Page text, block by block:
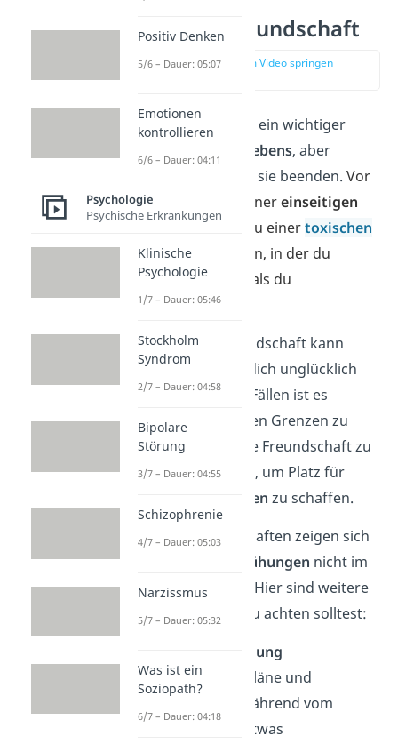
Einseitige Freundschaft
zur Stelle im Video springen
Freundschaften sind ein wichtiger
Lebens, aber
manchmal musst du sie beenden. Vor
allem, wenn sie zu einereinseitigen
Freundschaft
oder zu einertoxischen
Freundschaft
werden, in der du
ständig mehr gibst, als du
zurückbekommst.
Eine einseitige Freundschaft kann
belastend sein und dich unglücklich
machen. In solchen Fällen ist es
wichtig, deine eigenen Grenzen zu
respektieren
und die Freundschaft zu
beenden. Besonders, um Platz für
gesunde Beziehungen zu schaffen.
Einseitige Freundschaften zeigen sich
darin, dass die
Bemühungen nicht im
Gleichgewicht
sind. Hier sind weitere
Anzeichen, auf die du achten solltest:
Wenig Rückmeldung
Du machst alle Pläne und
Bemühungen, während vom
anderen kaum etwas
Positiv Denken
5/6 – Dauer: 05:07
Emotionen
kontrollieren
6/6 – Dauer: 04:11
Psychologie
Psychische Erkrankungen
Klinische
Psychologie
1/7 – Dauer: 05:46
Stockholm
Syndrom
2/7 – Dauer: 04:58
Bipolare
Störung
3/7 – Dauer: 04:55
Schizophrenie
4/7 – Dauer: 05:03
Narzissmus
5/7 – Dauer: 05:32
Was ist ein
Soziopath?
6/7 – Dauer: 04:18